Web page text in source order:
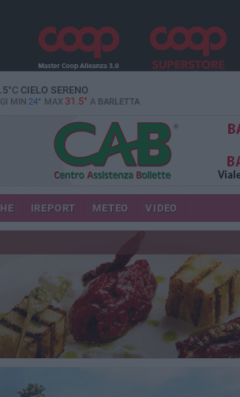
°CCIELO SERENO
MIN 24° MAX 31.5° A BARLETTA
IREPORT METEO VIDEO